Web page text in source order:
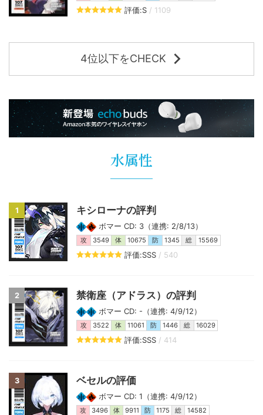
評価:S / 1109
4位以下をCHECK
水属性
1 キシローナの評判
ボマー CD: 3（連携: 2/8/13）
攻 3549 体 10675 防 1345 総 15569
評価:SSS / 540
2 禁衛座（アドラス）の評判
ボマー CD: -（連携: 4/9/12）
攻 3522 体 11061 防 1446 総 16029
評価:SSS / 414
3 ベセルの評価
ボマー CD: 1（連携: 4/9/12）
攻 3496 体 9911 防 1175 総 14582